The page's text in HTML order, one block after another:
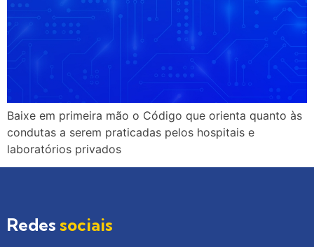
Baixe em primeira mão o Código que orienta quanto às
condutas a serem praticadas pelos hospitais e
laboratórios privados
Redes sociais